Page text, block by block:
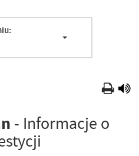
- Informacje o